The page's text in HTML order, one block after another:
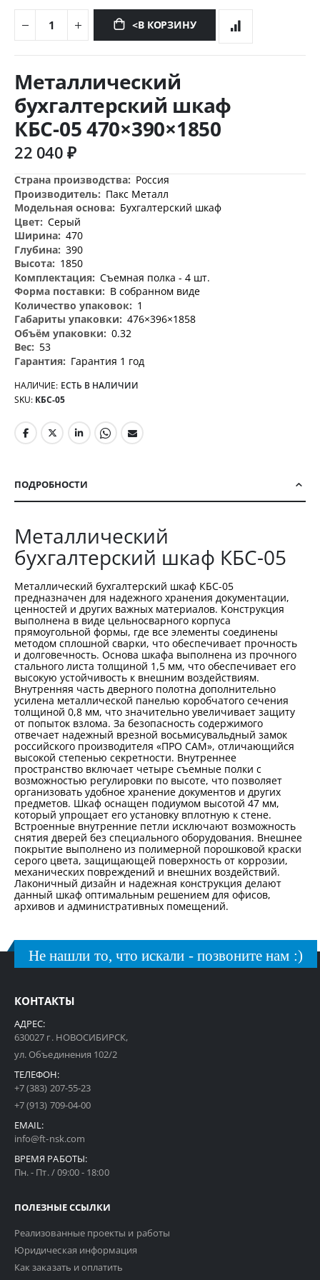
<В КОРЗИНУ
к
началу
галереи
изображений
Металлический
бухгалтерский шкаф
КБС-05 470×390×1850
22 040 ₽
Дополнительная
информация
Россия
Пакс Металл
Бухгалтерский шкаф
Серый
470
390
1850
Съемная полка - 4 шт.
В собранном виде
1
476×396×1858
0.32
53
Гарантия 1 год
НАЛИЧИЕ: ЕСТЬ В НАЛИЧИИ
SKU КБС-05
ПОДРОБНОСТИ
Металлический
бухгалтерский шкаф КБС-05
Металлический бухгалтерский шкаф КБС-05
предназначен для надежного хранения документации,
ценностей и других важных материалов. Конструкция
выполнена в виде цельносварного корпуса
прямоугольной формы, где все элементы соединены
методом сплошной сварки, что обеспечивает прочность
и долговечность. Основа шкафа выполнена из прочного
стального листа толщиной 1,5 мм, что обеспечивает его
высокую устойчивость к внешним воздействиям.
Внутренняя часть дверного полотна дополнительно
усилена металлической панелью коробчатого сечения
толщиной 0,8 мм, что значительно увеличивает защиту
от попыток взлома. За безопасность содержимого
отвечает надежный врезной восьмисувальдный замок
российского производителя «ПРО САМ», отличающийся
высокой степенью секретности. Внутреннее
пространство включает четыре съемные полки с
возможностью регулировки по высоте, что позволяет
организовать удобное хранение документов и других
предметов. Шкаф оснащен подиумом высотой 47 мм,
который упрощает его установку вплотную к стене.
Встроенные внутренние петли исключают возможность
снятия дверей без специального оборудования. Внешнее
покрытие выполнено из полимерной порошковой краски
серого цвета, защищающей поверхность от коррозии,
механических повреждений и внешних воздействий.
Лаконичный дизайн и надежная конструкция делают
данный шкаф оптимальным решением для офисов,
архивов и административных помещений.
Не нашли то, что искали - позвоните нам :)
КОНТАКТЫ
АДРЕС:
630027 г. НОВОСИБИРСК,
ул. Объединения 102/2
ТЕЛЕФОН:
+7 (383) 207-55-23
+7 (913) 709-04-00
EMAIL:
info@ft-nsk.com
ВРЕМЯ РАБОТЫ:
Пн. - Пт. / 09:00 - 18:00
ПОЛЕЗНЫЕ ССЫЛКИ
Реализованные проекты и работы
Юридическая информация
Как заказать и оплатить